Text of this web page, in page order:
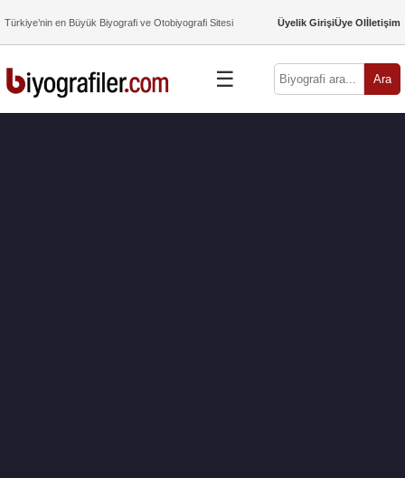
Türkiye’nin en Büyük Biyografi ve Otobiyografi Sitesi Üyelik GirişiÜye Olİletişim
☰ Ara